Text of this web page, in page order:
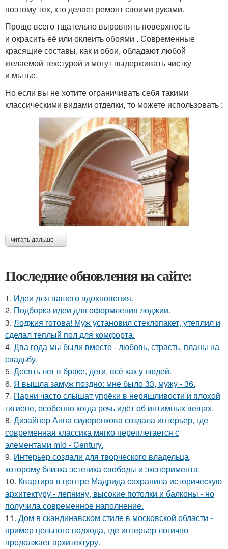
поэтому тех, кто делает ремонт своими руками.
Проще всего тщательно выровнять поверхность
и окрасить её или оклеить обоями . Современные
красящие составы, как и обои, обладают любой
желаемой текстурой и могут выдерживать чистку
и мытье.
Но если вы не хотите ограничивать себя такими
классическими видами отделки, то можете использовать :
читать дальше →
Последние обновления на сайте:
1. Идеи для вашего вдохновения.
2. Подборка идеи для оформления лоджии.
3. Лоджия готова! Муж установил стеклопакет, утеплил и
сделал теплый пол для комфорта.
4. Два года мы были вместе - любовь, страсть, планы на
свадьбу.
5. Десять лет в браке, дети, всё как у людей.
6. Я вышла замуж поздно: мне было 33, мужу - 36.
7. Парни часто слышат упрёки в неряшливости и плохой
гигиене, особенно когда речь идёт об интимных вещах.
8. Дизайнер Анна сидоренкова создала интерьер, где
современная классика мягко переплетается с
элементами mid - Century.
9. Интерьер создали для творческого владельца,
которому близка эстетика свободы и эксперимента.
10. Квартира в центре Мадрида сохранила историческую
архитектуру - лепнину, высокие потолки и балконы - но
получила современное наполнение.
11. Дом в скандинавском стиле в московской области -
пример цельного подхода, где интерьер логично
продолжает архитектуру.